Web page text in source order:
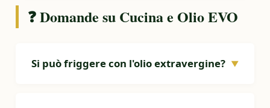
❓ Domande su Cucina e Olio EVO
Si può friggere con l'olio extravergine? ▼